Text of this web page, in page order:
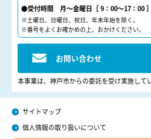
●受付時間 月～金曜日［ 9：00～17：00 ］
※土曜日、日曜日、祝日、年末年始を除く。
※番号をよくお確かめの上、おかけください。
お問い合わせ
本事業は、神戸市からの委託を受け実施して
サイトマップ
個人情報の取り扱いについて